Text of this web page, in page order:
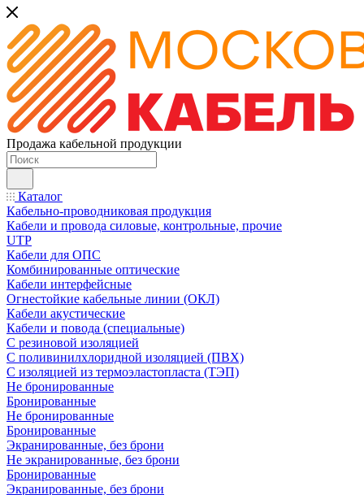
Продажа кабельной продукции
Каталог
Кабельно-проводниковая продукция
Кабели и провода силовые, контрольные, прочие
UTP
Кабели для ОПС
Комбинированные оптические
Кабели интерфейсные
Огнестойкие кабельные линии (ОКЛ)
Кабели акустические
Кабели и повода (специальные)
С резиновой изоляцией
С поливинилхлоридной изоляцией (ПВХ)
С изоляцией из термоэластопласта (ТЭП)
Не бронированные
Бронированные
Не бронированные
Бронированные
Экранированные, без брони
Не экранированные, без брони
Бронированные
Экранированные, без брони